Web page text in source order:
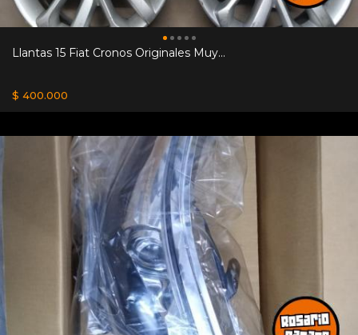
Llantas 15 Fiat Cronos Originales Muy...
$ 400.000